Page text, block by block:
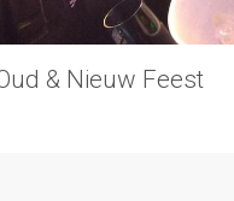
& Nieuw Feest